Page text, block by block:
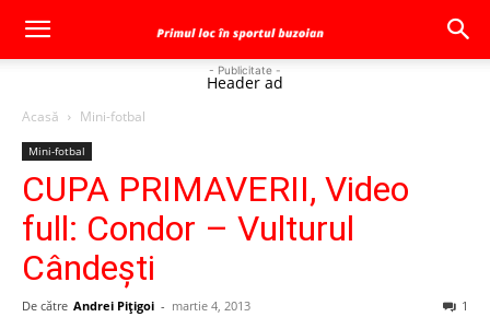
- Publicitate -
Header ad
Acasă Mini-fotbal
Mini-fotbal
CUPA PRIMAVERII, Video
full: Condor – Vulturul
Cândeşti
De către Andrei Pițigoi - martie 4, 2013 1